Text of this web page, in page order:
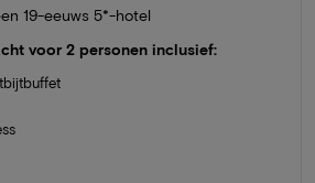
19-eeuws 5*-hotel
voor 2 personen inclusief: